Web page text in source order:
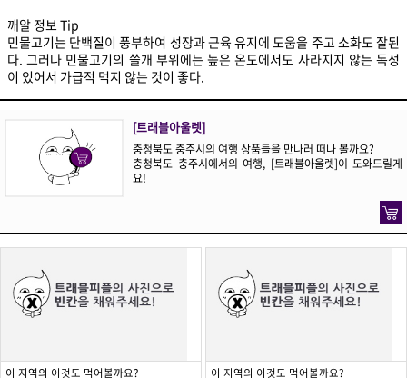
깨알 정보 Tip
민물고기는 단백질이 풍부하여 성장과 근육 유지에 도움을 주고 소화도 잘된
다. 그러나 민물고기의 쓸개 부위에는 높은 온도에서도 사라지지 않는 독성
이 있어서 가급적 먹지 않는 것이 좋다.
[트래블아울렛]
충청북도 충주시의 여행 상품들을 만나러 떠나 볼까요?
충청북도 충주시에서의 여행, [트래블아울렛]이 도와드릴게
요!
이 지역의 이것도 먹어볼까요? 이 지역의 이것도 먹어볼까요?